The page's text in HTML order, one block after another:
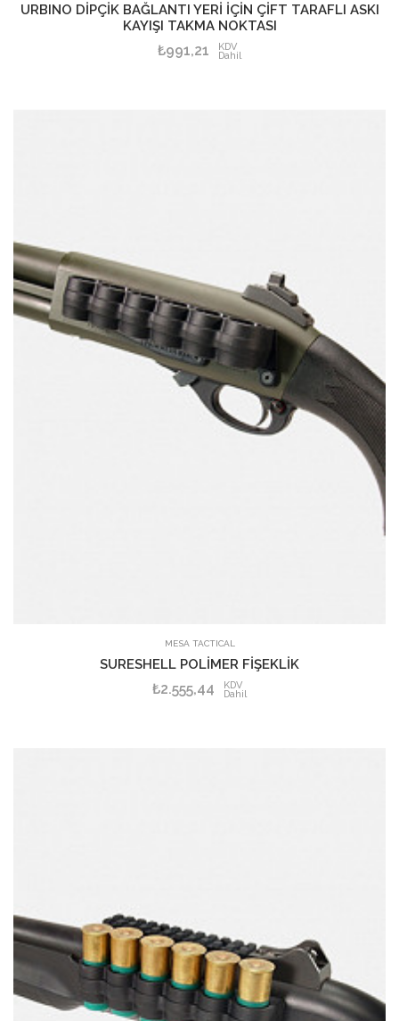
URBINO DİPÇİK BAĞLANTI YERİ İÇİN ÇİFT TARAFLI ASKI
KAYIŞI TAKMA NOKTASI
₺991,21 KDV
Dahil
MESA TACTICAL
SURESHELL POLİMER FİŞEKLİK
₺2.555,44 KDV
Dahil